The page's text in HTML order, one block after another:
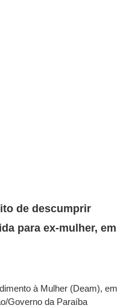
de descumprir
para ex-mulher, em
à Mulher (Deam), em
Governo da Paraíba